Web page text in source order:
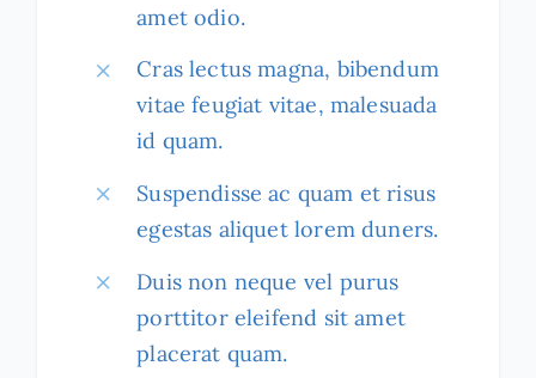
amet odio.
Cras lectus magna, bibendum
vitae feugiat vitae, malesuada
id quam.
Suspendisse ac quam et risus
egestas aliquet lorem duners.
Duis non neque vel purus
porttitor eleifend sit amet
placerat quam.